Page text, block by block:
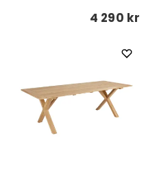
4 290 kr